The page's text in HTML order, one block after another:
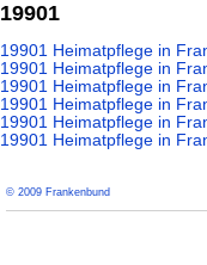
19901
19901 Heimatpflege in
19901 Heimatpflege in
19901 Heimatpflege in
19901 Heimatpflege in
19901 Heimatpflege in
19901 Heimatpflege in
© 2009 Frankenbund